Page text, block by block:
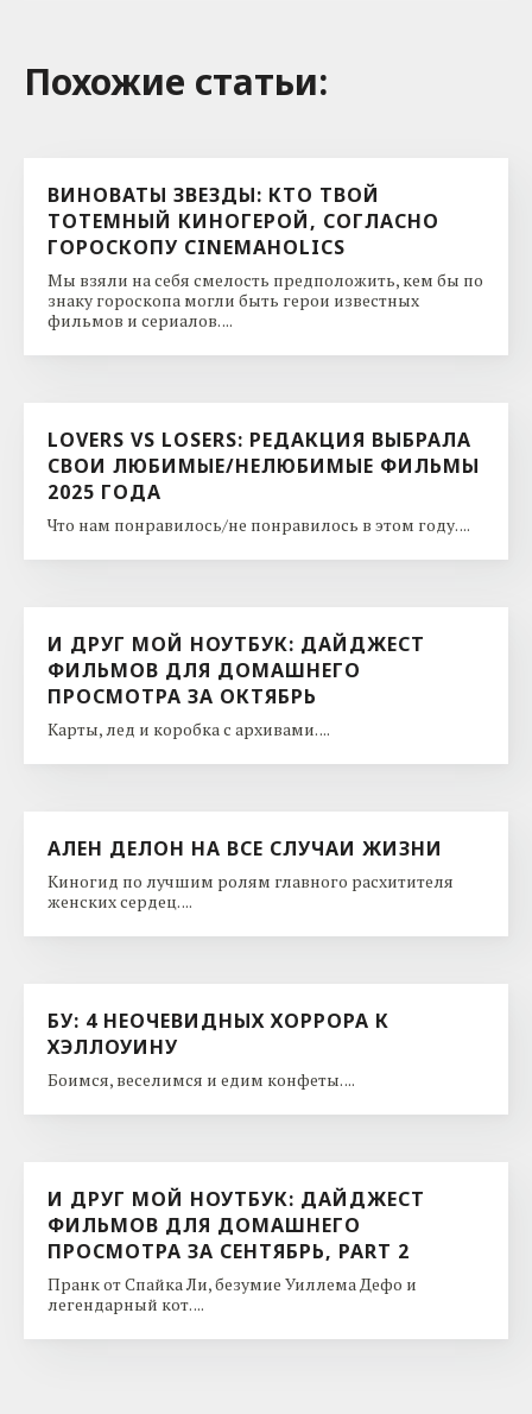
Похожие cтатьи:
ВИНОВАТЫ ЗВЕЗДЫ: КТО ТВОЙ
ТОТЕМНЫЙ КИНОГЕРОЙ, СОГЛАСНО
ГОРОСКОПУ CINEMAHOLICS
Мы взяли на себя смелость предположить, кем бы по
знаку гороскопа могли быть герои известных
фильмов и сериалов. ...
LOVERS VS LOSERS: РЕДАКЦИЯ ВЫБРАЛА
СВОИ ЛЮБИМЫЕ/НЕЛЮБИМЫЕ ФИЛЬМЫ
2025 ГОДА
Что нам понравилось/не понравилось в этом году. ...
И ДРУГ МОЙ НОУТБУК: ДАЙДЖЕСТ
ФИЛЬМОВ ДЛЯ ДОМАШНЕГО
ПРОСМОТРА ЗА ОКТЯБРЬ
Карты, лед и коробка с архивами. ...
АЛЕН ДЕЛОН НА ВСЕ СЛУЧАИ ЖИЗНИ
Киногид по лучшим ролям главного расхитителя
женских сердец. ...
БУ: 4 НЕОЧЕВИДНЫХ ХОРРОРА К
ХЭЛЛОУИНУ
Боимся, веселимся и едим конфеты. ...
И ДРУГ МОЙ НОУТБУК: ДАЙДЖЕСТ
ФИЛЬМОВ ДЛЯ ДОМАШНЕГО
ПРОСМОТРА ЗА СЕНТЯБРЬ, PART 2
Пранк от Спайка Ли, безумие Уиллема Дефо и
легендарный кот. ...